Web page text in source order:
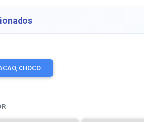
CHOCO...